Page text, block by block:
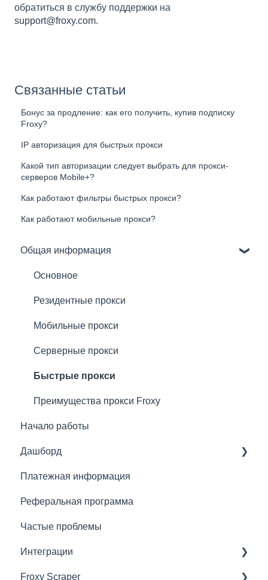
обратиться в службу поддержки на
support@froxy.com.
Связанные статьи
Бонус за продление: как его получить, купив подписку
Froxy?
IP авторизация для быстрых прокси
Какой тип авторизации следует выбрать для прокси-
серверов Mobile+?
Как работают фильтры быстрых прокси?
Как работают мобильные прокси?
Общая информация
Основное
Резидентные прокси
Мобильные прокси
Серверные прокси
Быстрые прокси
Преимущества прокси Froxy
Начало работы
Дашборд
Основное
Что можно сделать с подпиской
Рекомендации по подключению прокси
Платежная информация
Реферальная программа
Частые проблемы
Интеграции
Сторонние скраперы
Froxy Scraper